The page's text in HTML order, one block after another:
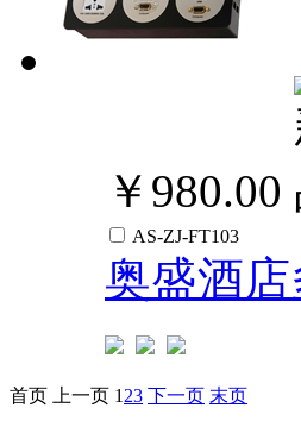
￥980.00
AS-ZJ-FT103
奥盛酒
首页 上一页 1 23 下一页 末页